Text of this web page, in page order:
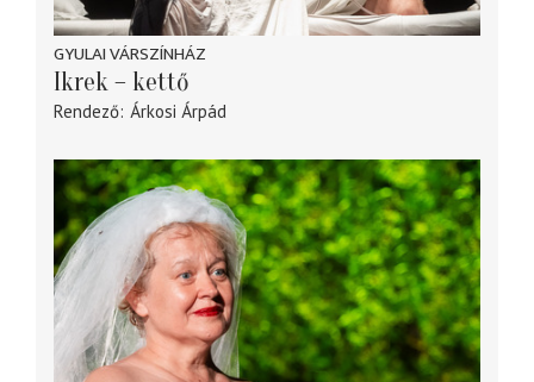
GYULAI VÁRSZÍNHÁZ
Ikrek – kettő
Rendező Árkosi Árpád